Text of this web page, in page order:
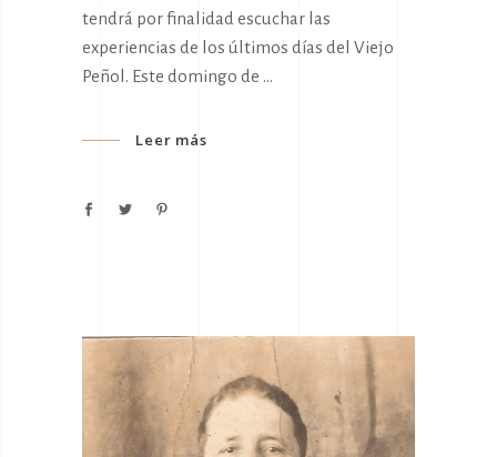
tendrá por finalidad escuchar las
experiencias de los últimos días del Viejo
Peñol. Este domingo de
Leer más